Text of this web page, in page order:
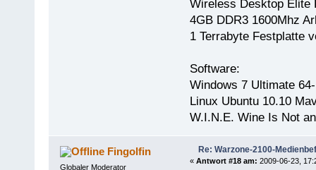
Wireless Desktop Elite
4GB DDR3 1600Mhz
1 Terrabyte Festplatte
Software:
Windows 7 Ultimate
Linux Ubuntu 10.10
W.I.N.E. Wine Is Not
Fingolfin
Globaler Moderator
Re: Warzone-2100-
« Antwort #18 am: 2009-06-23,